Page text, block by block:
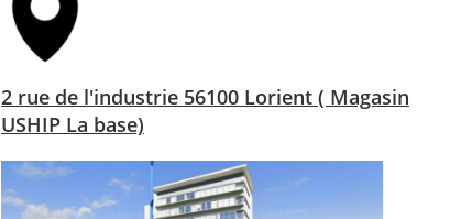
2 rue de l'industrie 56100 Lorient ( Magasin
USHIP La base)